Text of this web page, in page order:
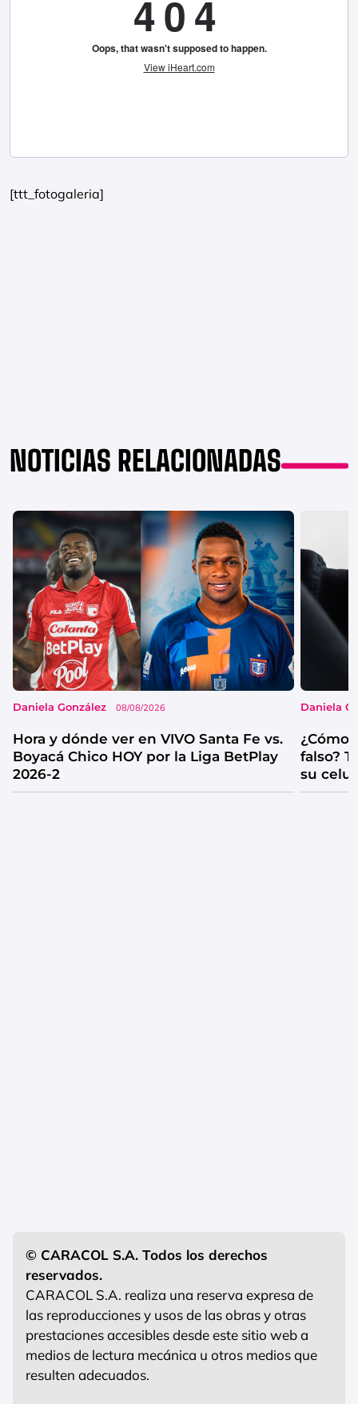
[ttt_fotogaleria]
NOTICIAS RELACIONADAS
Daniela González 08/08/2026
Hora y dónde ver en VIVO Santa Fe vs.
Boyacá Chico HOY por la Liga BetPlay
2026-2
Daniela
¿Cómo
falso?
su
© CARACOL S.A. Todos los derechos
reservados.
CARACOL S.A. realiza una reserva expresa de
las reproducciones y usos de las obras y otras
prestaciones accesibles desde este sitio web a
medios de lectura mecánica u otros medios que
resulten adecuados.